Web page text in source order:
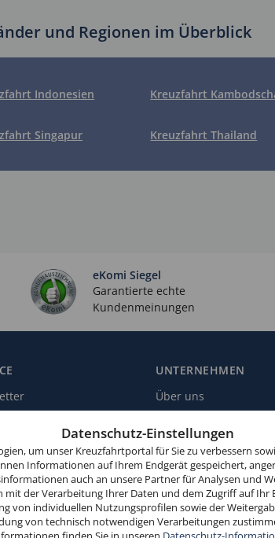
und Regionen im Überblick
Indonesien Kreuzfahrt
Singapur Kreuzfahrt Thailand
eKomi Siegel
Garantierte echte
Kundenmeinungen
UNTERNEHMEN
Über uns
Zahlungsmöglichkeiten
Affiliate-Programm
Datenschutz-Einstellungen
um unser Kreuzfahrtportal für Sie zu verbessern
Informationen auf Ihrem Endgerät gespeichert,
auch an unsere Partner für Analysen und
mit der Verarbeitung Ihrer Daten und dem Zugriff auf
von individuellen Nutzungsprofilen sowie der
von technisch notwendigen Verarbeitungen